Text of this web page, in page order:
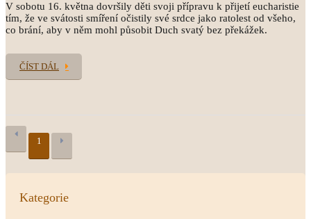
V sobotu 16. května dovršily děti svoji přípravu k přijetí eucharistie
tím, že ve svátosti smíření očistily své srdce jako ratolest od všeho,
co brání, aby v něm mohl působit Duch svatý bez překážek.
ČÍST DÁL
1
Kategorie